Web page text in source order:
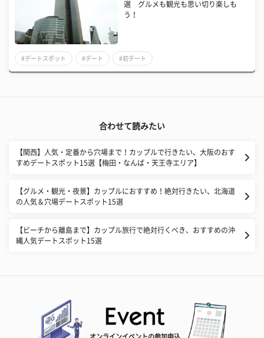
選 グルメも観光も思い切り楽しも
う！
#デートスポット #デート #初デート
合わせて読みたい
【関西】人気・定番から穴場まで！カップルで行きたい、大阪のおす
すめデートスポット15選【梅田・なんば・天王寺エリア】
【グルメ・観光・夜景】カップルにおすすめ！絶対行きたい、北海道
の人気＆穴場デートスポット15選
【ビーチから離島まで】カップル旅行で絶対行くべき、おすすめの沖
縄人気デートスポット15選
オンラインイベントの参加申込